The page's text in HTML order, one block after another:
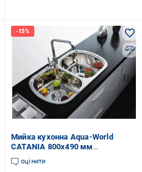
Мийка кухонна Aqua-World
CATANIA 800х490 мм
нержавіюча сталь 0,8 мм врізна
подвійна
оцінити